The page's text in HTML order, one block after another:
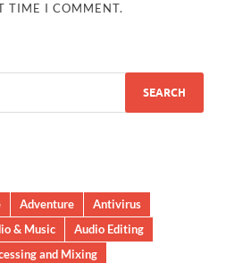
TIME I COMMENT.
Adventure
Antivirus
& Music
Audio Editing
and Mixing